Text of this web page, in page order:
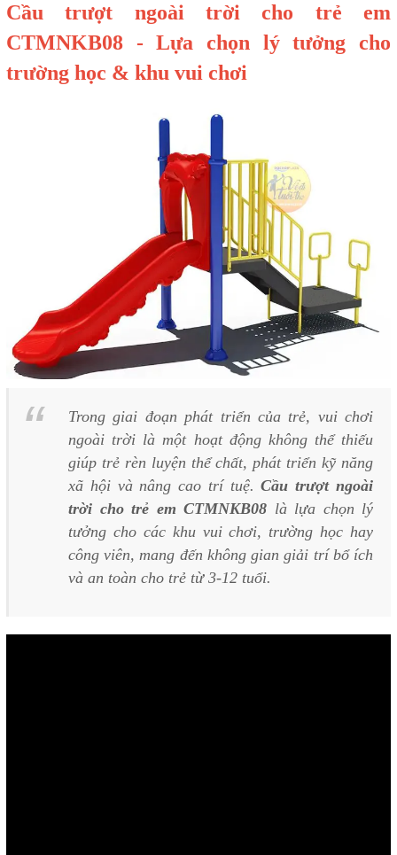
Cầu trượt ngoài trời cho trẻ em
CTMNKB08 - Lựa chọn lý tưởng cho
trường học & khu vui chơi
Trong giai đoạn phát triển của trẻ, vui chơi
ngoài trời là một hoạt động không thể thiếu
giúp trẻ rèn luyện thể chất, phát triển kỹ năng
xã hội và nâng cao trí tuệ.Cầu trượt ngoài
trời cho trẻ em CTMNKB08 là lựa chọn lý
tưởng cho các khu vui chơi, trường học hay
công viên, mang đến không gian giải trí bổ ích
và an toàn cho trẻ từ 3-12 tuổi.